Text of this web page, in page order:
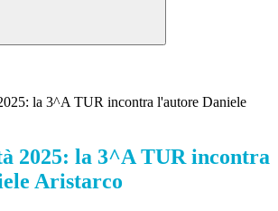
la 3^A TUR incontra l'autore Daniele
2025: la 3^A TUR incontra
Aristarco